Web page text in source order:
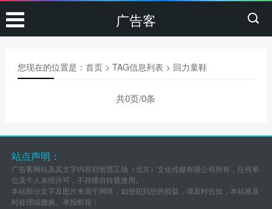
广告客
您现在的位置是： 首页> TAG信息列表 > 回力童鞋
共0页/0条
站点声明：
广告客网站及其文字内容归智慧工场（北京）文化传媒有限公司所有，任何单
位及个人未经许可，不得擅自转载使用。
本站部分文字及图片来源于网络，如侵犯到您的权益，请及时告知，本站将及
时处理或撤换。举报邮箱：